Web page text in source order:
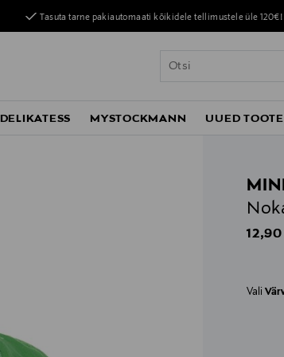
Tasuta tarne pakiautomaati kõikidele tellimustele üle 120€!
DELIKATESS MYSTOCKMANN UUED
Vali